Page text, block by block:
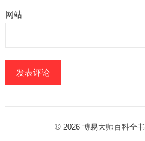
网站
© 2026 博易大师百科全书